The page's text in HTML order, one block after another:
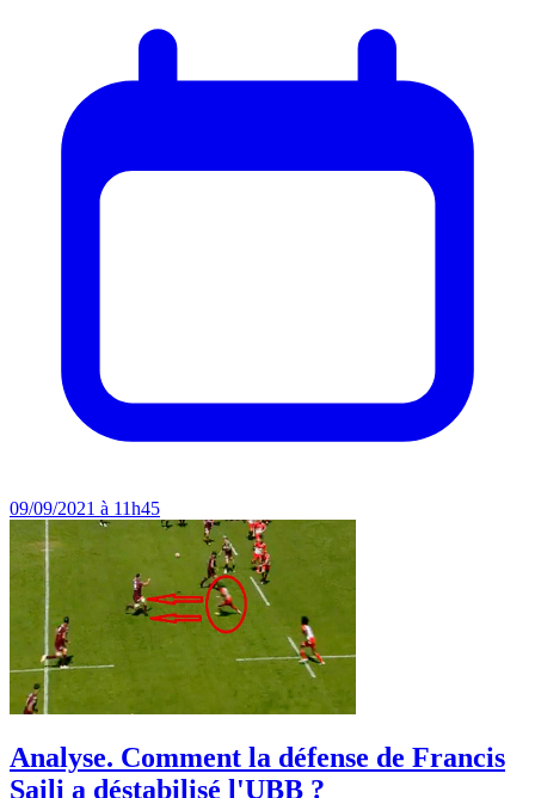
09/09/2021 à 11h45
Analyse. Comment la défense de Francis
Saili a déstabilisé l'UBB ?